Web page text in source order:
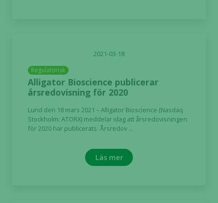
2021-03-18
Regulatorisk
Alligator Bioscience publicerar
årsredovisning för 2020
Lund den 18 mars 2021 – Alligator Bioscience (Nasdaq
Stockholm: ATORX) meddelar idag att årsredovisningen
för 2020 har publicerats. Årsredov ...
Läs mer